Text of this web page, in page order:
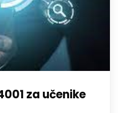
za učenike